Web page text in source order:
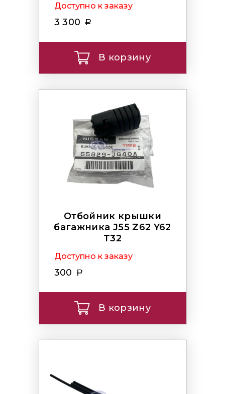
Доступно к заказу
3 300
В корзину
Отбойник крышки
багажника J55 Z62 Y62
T32
Доступно к заказу
300
В корзину